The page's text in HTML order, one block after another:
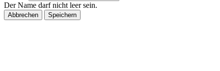
Der Name darf nicht leer sein.
Abbrechen Speichern